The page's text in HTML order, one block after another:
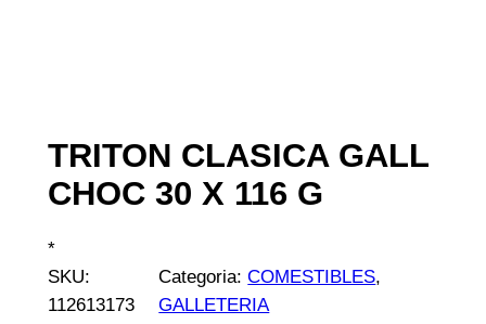
TRITON CLASICA GALL
CHOC 30 X 116 G
*
SKU:
112613173
Categoria:COMESTIBLES
GALLETERIA